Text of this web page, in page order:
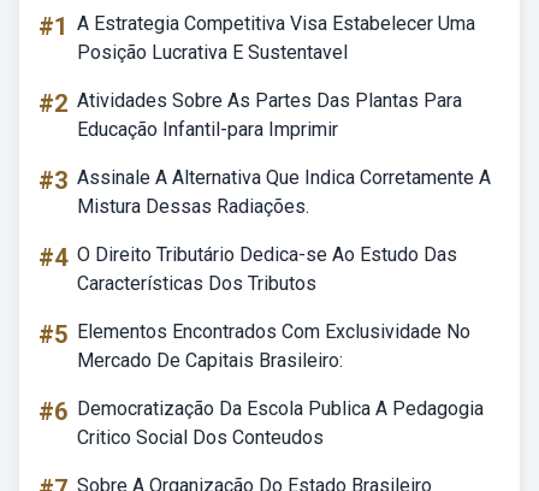
#1 A Estrategia Competitiva Visa Estabelecer Uma
Posição Lucrativa E Sustentavel
#2 Atividades Sobre As Partes Das Plantas Para
Educação Infantil-para Imprimir
#3 Assinale A Alternativa Que Indica Corretamente A
Mistura Dessas Radiações.
#4 O Direito Tributário Dedica-se Ao Estudo Das
Características Dos Tributos
#5 Elementos Encontrados Com Exclusividade No
Mercado De Capitais Brasileiro:
#6 Democratização Da Escola Publica A Pedagogia
Critico Social Dos Conteudos
Sobre A Organização Do Estado Brasileiro